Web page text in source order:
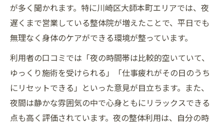
が多く聞かれます。特に川崎区大師本町エリアでは、夜
遅くまで営業している整体院が増えたことで、平日でも
無理なく身体のケアができる環境が整っています。
利用者の口コミでは「夜の時間帯は比較的空いていて、
ゆっくり施術を受けられる」「仕事疲れがその日のうち
にリセットできる」といった意見が目立ちます。また、
夜間は静かな雰囲気の中で心身ともにリラックスできる
点も高く評価されています。夜の整体利用は、自分の時